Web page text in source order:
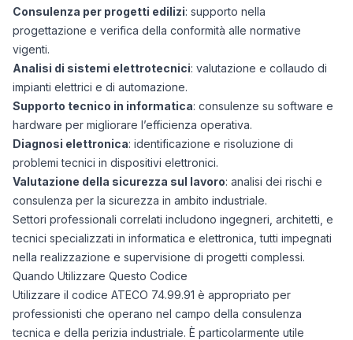
Consulenza per progetti edilizi: supporto nella
progettazione e verifica della conformità alle normative
vigenti.
Analisi di sistemi elettrotecnici: valutazione e collaudo di
impianti elettrici e di automazione.
Supporto tecnico in informatica: consulenze su software e
hardware per migliorare l’efficienza operativa.
Diagnosi elettronica: identificazione e risoluzione di
problemi tecnici in dispositivi elettronici.
Valutazione della sicurezza sul lavoro: analisi dei rischi e
consulenza per la sicurezza in ambito industriale.
Settori professionali correlati includono ingegneri, architetti, e
tecnici specializzati in informatica e elettronica, tutti impegnati
nella realizzazione e supervisione di progetti complessi.
Quando Utilizzare Questo Codice
Utilizzare il codice ATECO 74.99.91 è appropriato per
professionisti che operano nel campo della consulenza
tecnica e della perizia industriale. È particolarmente utile